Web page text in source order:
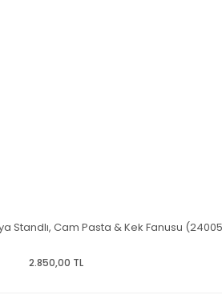
Standlı, Cam Pasta & Kek Fanusu
2.850,00 TL